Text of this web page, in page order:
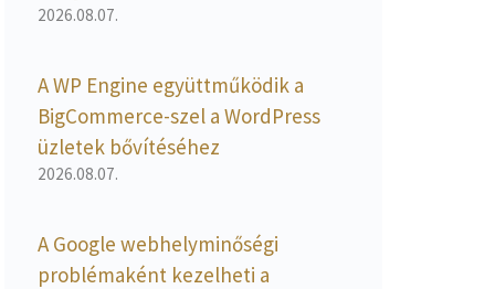
2026.08.07.
A WP Engine együttműködik a
BigCommerce-szel a WordPress
üzletek bővítéséhez
2026.08.07.
A Google webhelyminőségi
problémaként kezelheti a